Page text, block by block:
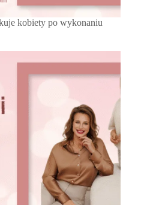
kobiety po wykonaniu